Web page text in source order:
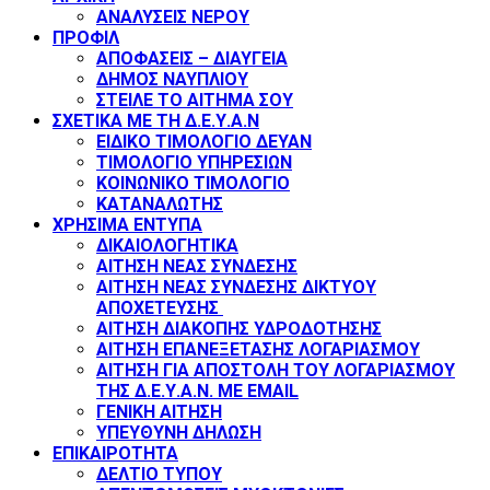
ΑΝΑΛΥΣΕΙΣ ΝΕΡΟΥ
ΠΡΟΦΙΛ
ΑΠΟΦΑΣΕΙΣ – ΔΙΑΥΓΕΙΑ
ΔΗΜΟΣ ΝΑΥΠΛΙΟΥ
ΣΤΕΙΛΕ ΤΟ ΑΙΤΗΜΑ ΣΟΥ
ΣΧΕΤΙΚΑ ΜΕ ΤΗ Δ.Ε.Υ.Α.Ν
ΕΙΔΙΚΟ ΤΙΜΟΛΟΓΙΟ ΔΕΥΑΝ
ΤΙΜΟΛΟΓΙΟ ΥΠΗΡΕΣΙΩΝ
ΚΟΙΝΩΝΙΚΟ ΤΙΜΟΛΟΓΙΟ
ΚΑΤΑΝΑΛΩΤΗΣ
ΧΡΗΣΙΜΑ ΕΝΤΥΠΑ
ΔΙΚΑΙΟΛΟΓΗΤΙΚΑ
ΑΙΤΗΣΗ ΝΕΑΣ ΣΥΝΔΕΣΗΣ
ΑΙΤΗΣΗ ΝΕΑΣ ΣΥΝΔΕΣΗΣ ΔΙΚΤΥΟΥ
ΑΠΟΧΕΤΕΥΣΗΣ
ΑΙΤΗΣΗ ΔΙΑΚΟΠΗΣ ΥΔΡΟΔΟΤΗΣΗΣ
ΑΙΤΗΣΗ ΕΠΑΝΕΞΕΤΑΣΗΣ ΛΟΓΑΡΙΑΣΜΟΥ
ΑΙΤΗΣΗ ΓΙΑ ΑΠΟΣΤΟΛΗ ΤΟΥ ΛΟΓΑΡΙΑΣΜΟΥ
ΤΗΣ Δ.Ε.Υ.Α.Ν. ΜΕ EMAIL
ΓΕΝΙΚΗ ΑΙΤΗΣΗ
ΥΠΕΥΘΥΝΗ ΔΗΛΩΣΗ
ΕΠΙΚΑΙΡΟΤΗΤΑ
ΔΕΛΤΙΟ ΤΥΠΟΥ